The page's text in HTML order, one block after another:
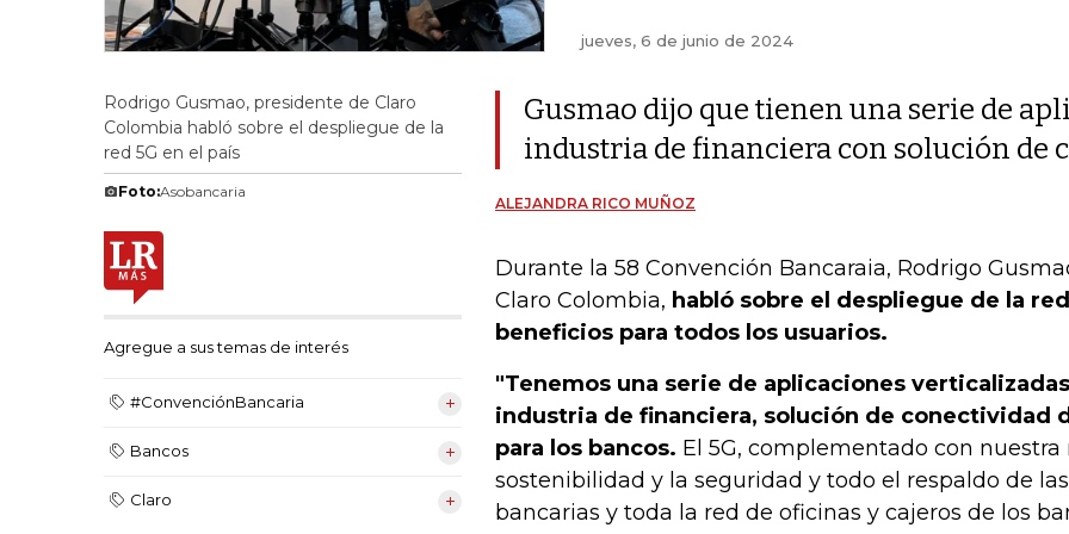
jueves, 6 de junio de 2024
Rodrigo Gusmao, presidente de Claro
Colombia habló sobre el despliegue de la
red 5G en el país
Foto:Asobancaria
Agregue a sus temas de interés
#ConvenciónBancaria
Bancos
Claro
Gusmao dijo que tienen una serie de
industria de financiera con solución de
ALEJANDRA RICO MUÑOZ
Durante la 58 Convención Bancaraia, Rodrigo
Claro Colombia, habló sobre el despliegue de la
beneficios para todos los usuarios.
"Tenemos una serie de aplicaciones
industria de financiera, solución de conectividad
para los bancos. El 5G, complementado con nuestra
sostenibilidad y la seguridad y todo el respaldo de
bancarias y toda la red de oficinas y cajeros de los